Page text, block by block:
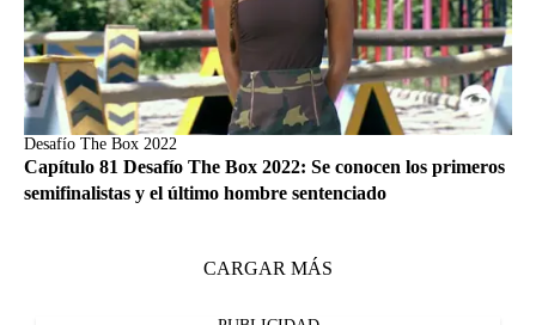
Desafío The Box 2022
Capítulo 81 Desafío The Box 2022: Se conocen los primeros
semifinalistas y el último hombre sentenciado
CARGAR MÁS